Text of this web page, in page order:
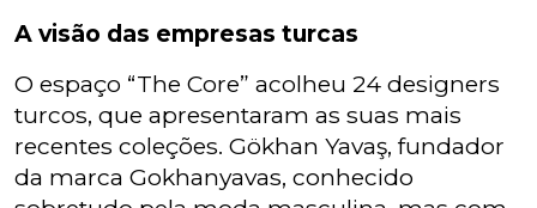
A visão das empresas turcas
O espaço “The Core” acolheu 24 designers
turcos, que apresentaram as suas mais
recentes coleções. Gökhan Yavaş, fundador
da marca Gokhanyavas, conhecido